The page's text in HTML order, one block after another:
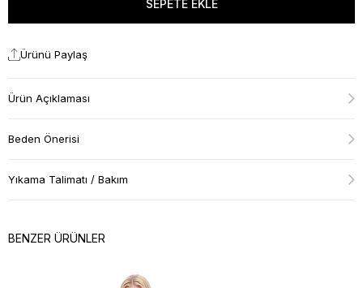
Ürünü Paylaş
Ürün Açıklaması
Beden Önerisi
Yıkama Talimatı / Bakım
BENZER ÜRÜNLER